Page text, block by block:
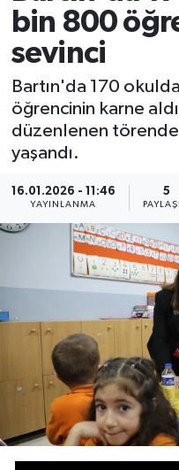
bin 800
sevinci
Bartın'da 170
öğrencinin karne
düzenlenen törende
yaşandı.
16.01.2026 - 11:46
YAYINLANMA
5
Ekonomi
Güncel
Kültür-Sanat
Magazin
Medya
Sağlık
Sinema
Sivil Toplum
Siyaset
Spor
Tarım
Süper Lig Puan
Tüm Manşetler
Son Dakika
Haber Arşivi